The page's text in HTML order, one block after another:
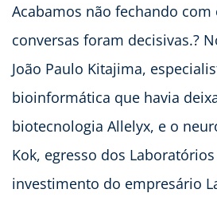
Acabamos não fechando com
conversas foram decisivas.?
João Paulo Kitajima,
bioinformática que havia
biotecnologia Allelyx, e o
Kok, egresso dos
investimento do empresário